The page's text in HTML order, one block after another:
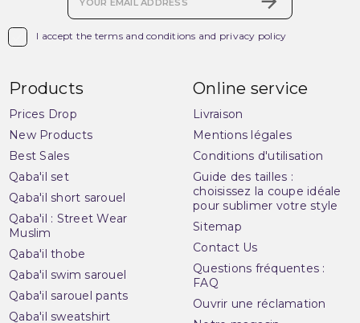
I accept the terms and conditions and privacy policy
Products
Prices Drop
New Products
Best Sales
Qaba'il set
Qaba'il short sarouel
Qaba'il : Street Wear
Muslim
Qaba'il thobe
Qaba'il swim sarouel
Qaba'il sarouel pants
Qaba'il sweatshirt
Online service
Livraison
Mentions légales
Conditions d'utilisation
Guide des tailles :
choisissez la coupe idéale
pour sublimer votre style
Sitemap
Contact Us
Questions fréquentes :
FAQ
Ouvrir une réclamation